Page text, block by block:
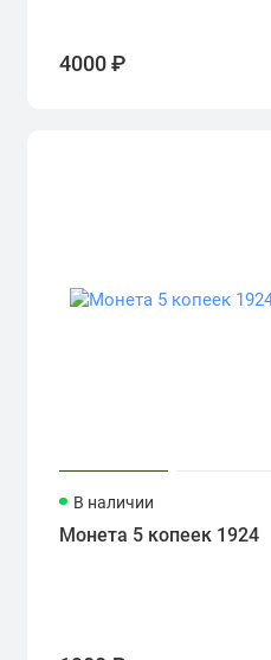
4000 ₽
В наличии
Монета 5 копеек 1924